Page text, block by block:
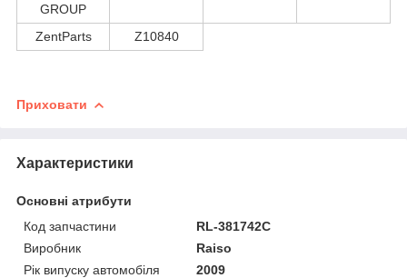
GROUP
ZentParts Z10840
Приховати
Характеристики
Основні атрибути
Код запчастини
RL-381742C
Виробник
Raiso
Рік випуску автомобіля
2009